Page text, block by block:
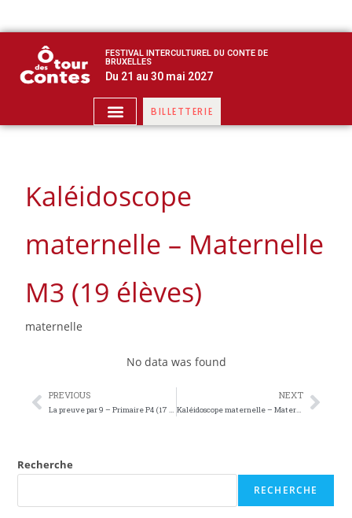
FESTIVAL INTERCULTUREL DU CONTE DE
BRUXELLES
Du 21 au 30 mai 2027
BILLETTERIE
Kaléidoscope
maternelle – Maternelle
M3 (19 élèves)
maternelle
No data was found
PREVIOUS
La preuve par 9 – Primaire P4 (17 élèves)
NEXT
Kaléidoscope maternelle – Maternelle M3 (18 élèves)
Recherche
RECHERCHE